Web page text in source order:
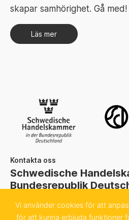
skapar samhörighet. Gå med!
Läs mer
Kontakta oss
Schwedische
Bundesrepublik
Sachsenstraße 6
Vi använder cookies för att
för att kunna erbjuda funktioner